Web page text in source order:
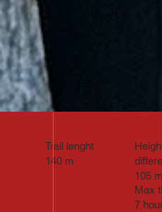
Trail lenght
140 m
105 m
Max
7